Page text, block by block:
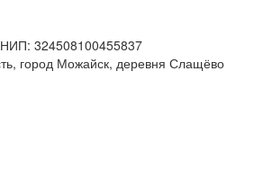
324508100455837
город Можайск, деревня Слащёво